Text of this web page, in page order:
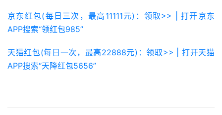
京东红包(每日三次，最高11111元)：领取>> | 打开京东
APP搜索“领红包985”
天猫红包(每日一次，最高22888元)：领取>> | 打开天猫
APP搜索“天降红包5656”